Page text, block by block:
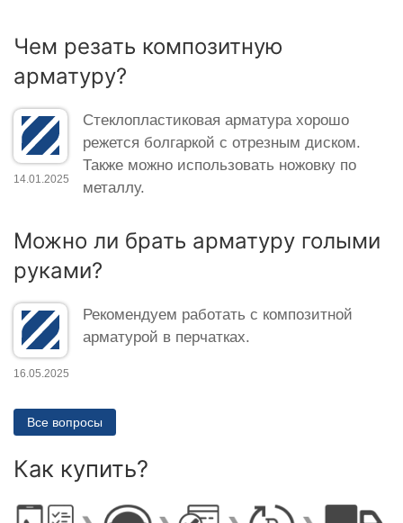
Чем резать композитную
арматуру?
14.01.2025
Стеклопластиковая арматура хорошо
режется болгаркой с отрезным диском.
Также можно использовать ножовку по
металлу.
Можно ли брать арматуру голыми
руками?
16.05.2025
Рекомендуем работать с композитной
арматурой в перчатках.
Все вопросы
Как купить?